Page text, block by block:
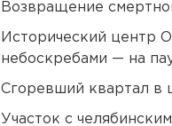
Возвращение
Исторический центр
небоскребами — на
Сгоревший квартал в
Участок с